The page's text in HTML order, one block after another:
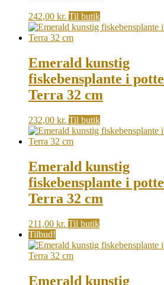
242,00 kr. Til butik
Emerald kunstig
fiskebensplante i potte
Terra 32 cm
232,00 kr. Til butik
Emerald kunstig
fiskebensplante i potte
Terra 32 cm
211,00 kr. Til butik
Tilbud!
Emerald kunstig